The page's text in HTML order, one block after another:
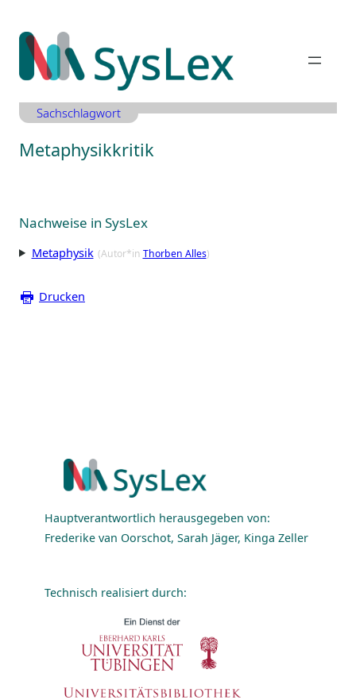
Inhalt
springen
Sachschlagwort
Metaphysikkritik
Nachweise in SysLex
Metaphysik (Autor*in Thorben Alles)
Drucken
Hauptverantwortlich herausgegeben von:
Frederike van Oorschot, Sarah Jäger, Kinga Zeller
Technisch realisiert durch: